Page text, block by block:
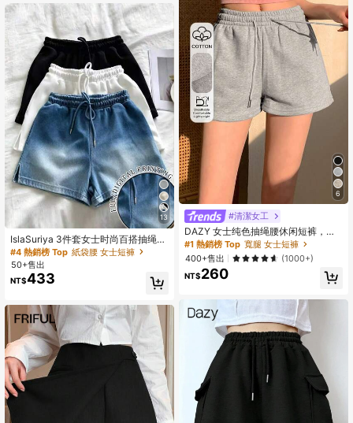
13
IslaSuriya 3件套女士时尚百搭抽绳腰
开衩短裤套装
#4 熱銷榜 Top 紙袋腰 女士短褲
50+售出
NT$433
6
#清潔女工
DAZY 女士纯色抽绳腰休闲短裤，适
合夏季毛衣短裤
#1 熱銷榜 Top 寬腿 女士短褲
400+售出
(1000+)
NT$260